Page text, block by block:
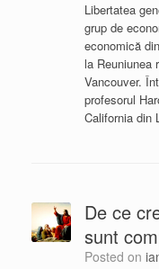
Libertatea
grup de
economică
la Reuniunea
Vancouver.
profesorul
California din
De ce
sunt
Posted on